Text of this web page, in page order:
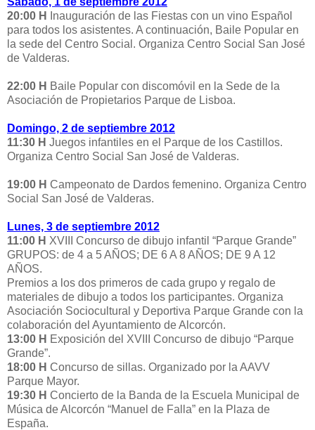
20:00 H
Inauguración de las Fiestas con un vino Español
para todos los asistentes. A continuación, Baile Popular en
la sede del Centro Social. Organiza Centro Social San José
de Valderas.
22:00 H Baile Popular con discomóvil en la Sede de la
Asociación de Propietarios Parque de Lisboa.
Domingo, 2 de septiembre 2012
11:30 H Juegos infantiles en el Parque de los Castillos.
Organiza Centro Social San José de Valderas.
19:00 H Campeonato de Dardos femenino. Organiza Centro
Social San José de Valderas.
Lunes, 3 de septiembre 2012
11:00 H XVIII Concurso de dibujo infantil “Parque Grande”
GRUPOS: de 4 a 5 AÑOS; DE 6 A 8 AÑOS; DE 9 A 12
AÑOS.
Premios a los dos primeros de cada grupo y regalo de
materiales de dibujo a todos los participantes. Organiza
Asociación Sociocultural y Deportiva Parque Grande con la
colaboración del Ayuntamiento de Alcorcón.
13:00 H Exposición del XVIII Concurso de dibujo “Parque
Grande”.
18:00 H Concurso de sillas. Organizado por la AAVV
Parque Mayor.
19:30 H Concierto de la Banda de la Escuela Municipal de
Música de Alcorcón “Manuel de Falla” en la Plaza de
España.